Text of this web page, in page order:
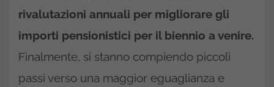
rivalutazioni annuali per migliorare gli
importi pensionistici per il biennio a venire.
Finalmente, si stanno compiendo piccoli
passi verso una maggior eguaglianza e